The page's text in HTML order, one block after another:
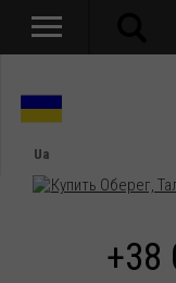
Ua
+38